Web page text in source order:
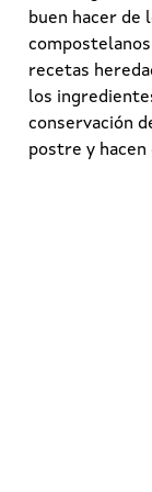
buen hacer de
recetas
los
conservación
postre y